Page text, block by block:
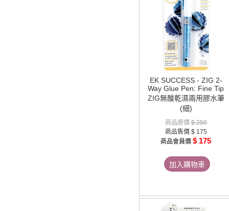
EK SUCCESS - ZIG 2-
Way Glue Pen: Fine Tip
ZIG無酸乾濕兩用膠水筆
(細)
商品原價$ 250
商品售價 $ 175
商品會員價 $ 175
加入購物車